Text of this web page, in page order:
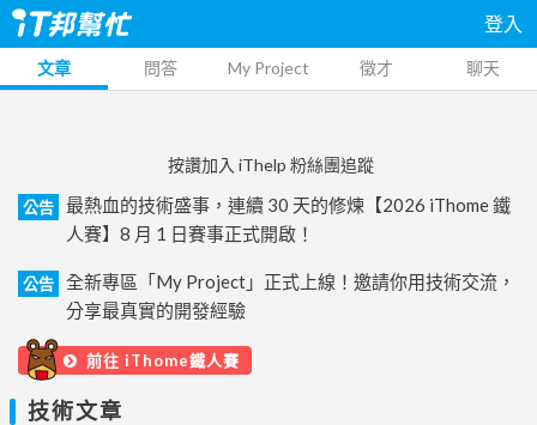
登入
文章 問答 My Project 徵才 聊天
按讚加入 iThelp 粉絲團追蹤
公告
最熱血的技術盛事，連續 30 天的修煉【2026 iThome 鐵
人賽】8 月 1 日賽事正式開啟！
公告
全新專區「My Project」正式上線！邀請你用技術交流，
分享最真實的開發經驗
前往 iThome鐵人賽
技術文章